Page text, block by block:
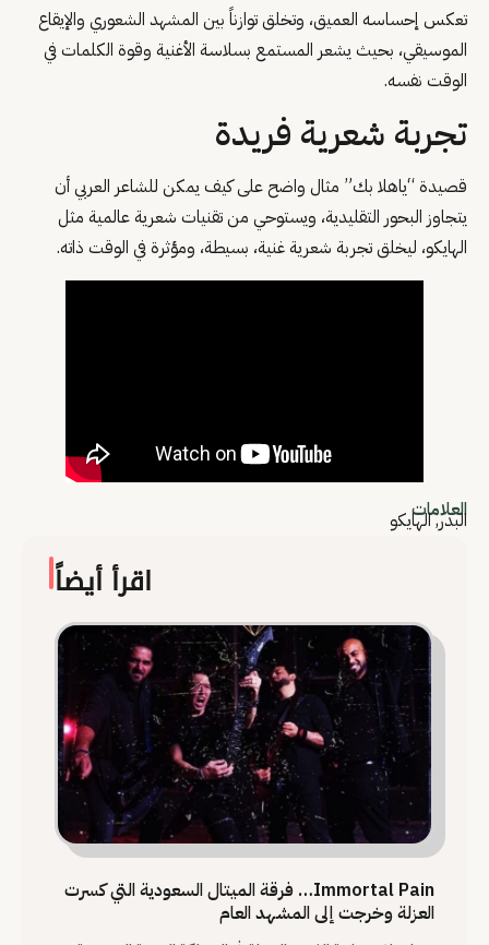
تعكس إحساسه العميق، وتخلق توازناً بين المشهد الشعوري والإيقاع
الموسيقي، بحيث يشعر المستمع بسلاسة الأغنية وقوة الكلمات في
الوقت نفسه.
تجربة شعرية فريدة
قصيدة “ياهلا بك” مثال واضح على كيف يمكن للشاعر العربي أن
يتجاوز البحور التقليدية، ويستوحي من تقنيات شعرية عالمية مثل
الهايكو، ليخلق تجربة شعرية غنية، بسيطة، ومؤثرة في الوقت ذاته.
العلامات
البدر,الهايكو
اقرأ أيضاً
Immortal Pain… فرقة الميتال السعودية التي كسرت
العزلة وخرجت إلى المشهد العام